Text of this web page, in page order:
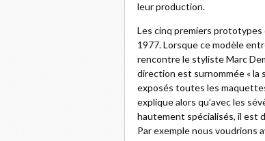
leur production.
Les cinq premiers prototypes
1977. Lorsque ce modèle
rencontre le styliste Marc
direction est surnommée « la
exposés toutes les
explique alors qu’avec les
hautement spécialisés, il est
Par exemple nous voudrions